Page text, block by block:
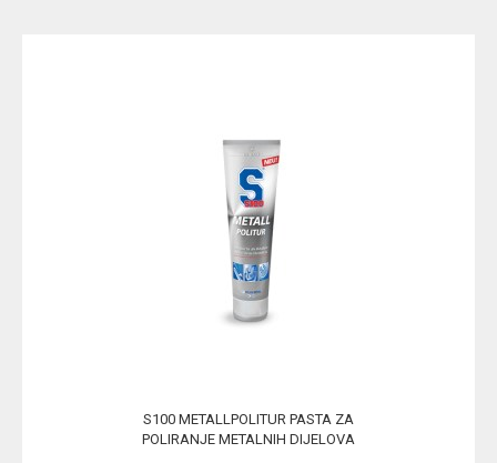
S100 METALLPOLITUR PASTA ZA
POLIRANJE METALNIH DIJELOVA